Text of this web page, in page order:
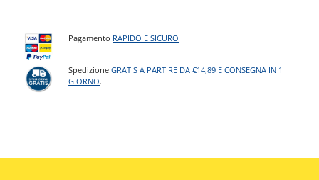
Pagamento RAPIDO E SICURO
SpedizioneGRATIS A PARTIRE DA €14,89 E CONSEGNA IN 1
GIORNO.